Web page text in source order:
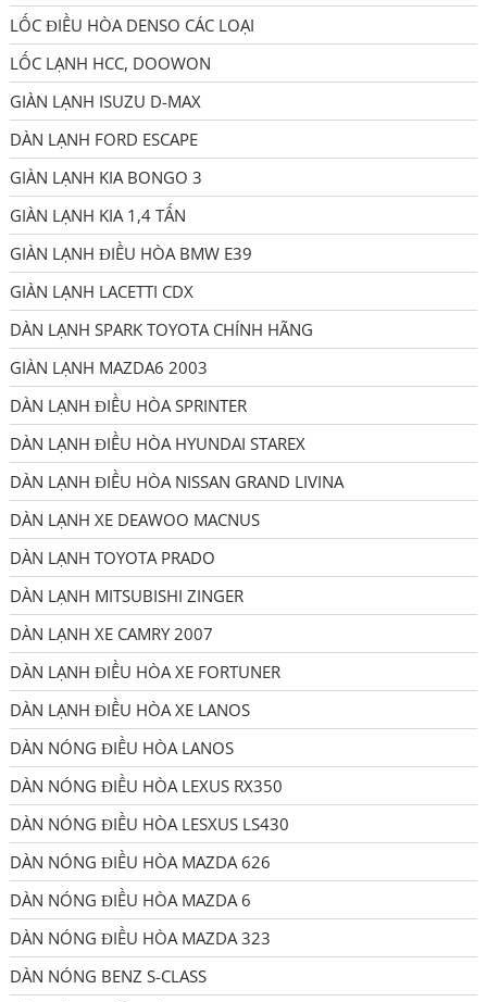
LỐC ĐIỀU HÒA DENSO CÁC LOẠI
LỐC LẠNH HCC, DOOWON
GIÀN LẠNH ISUZU D-MAX
DÀN LẠNH FORD ESCAPE
GIÀN LẠNH KIA BONGO 3
GIÀN LẠNH KIA 1,4 TẤN
GIÀN LẠNH ĐIỀU HÒA BMW E39
GIÀN LẠNH LACETTI CDX
DÀN LẠNH SPARK TOYOTA CHÍNH HÃNG
GIÀN LẠNH MAZDA6 2003
DÀN LẠNH ĐIỀU HÒA SPRINTER
DÀN LẠNH ĐIỀU HÒA HYUNDAI STAREX
DÀN LẠNH ĐIỀU HÒA NISSAN GRAND LIVINA
DÀN LẠNH XE DEAWOO MACNUS
DÀN LẠNH TOYOTA PRADO
DÀN LẠNH MITSUBISHI ZINGER
DÀN LẠNH XE CAMRY 2007
DÀN LẠNH ĐIỀU HÒA XE FORTUNER
DÀN LẠNH ĐIỀU HÒA XE LANOS
DÀN NÓNG ĐIỀU HÒA LANOS
DÀN NÓNG ĐIỀU HÒA LEXUS RX350
DÀN NÓNG ĐIỀU HÒA LESXUS LS430
DÀN NÓNG ĐIỀU HÒA MAZDA 626
DÀN NÓNG ĐIỀU HÒA MAZDA 6
DÀN NÓNG ĐIỀU HÒA MAZDA 323
DÀN NÓNG BENZ S-CLASS